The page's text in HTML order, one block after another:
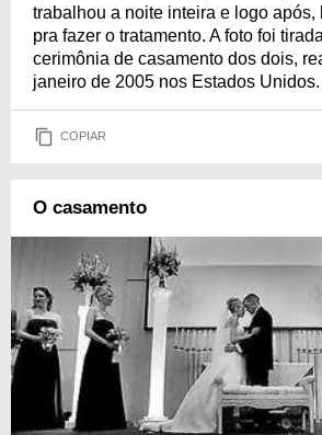
trabalhou a noite inteira e logo após,
pra fazer o tratamento. A foto foi
cerimônia de casamento dos dois,
janeiro de 2005 nos Estados Unidos.
COPIAR
O casamento